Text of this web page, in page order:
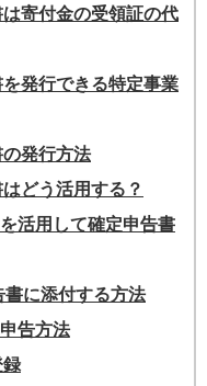
寄付金の受領証の代
発行できる特定事業
発行方法
どう活用する？
活用して確定申告書
に添付する方法
告方法